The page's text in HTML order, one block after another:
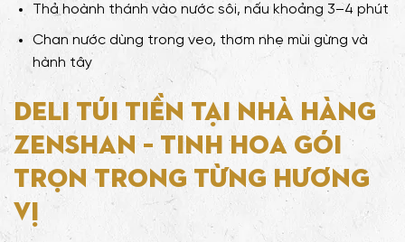
Thả hoành thánh vào nước sôi, nấu khoảng 3–4 phút
Chan nước dùng trong veo, thơm nhẹ mùi gừng và
hành tây
Deli Túi Tiền tại Nhà Hàng
Zenshan – Tinh Hoa Gói
Trọn Trong Từng Hương
Vị